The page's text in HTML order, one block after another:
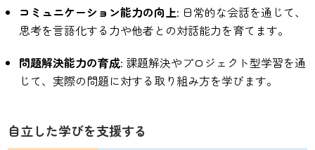
コミュニケーション能力の向上: 日常的な会話を通じて、
思考を言語化する力や他者との対話能力を育てます。
問題解決能力の育成: 課題解決やプロジェクト型学習を通
じて、実際の問題に対する取り組み方を学びます。
自立した学びを支援する